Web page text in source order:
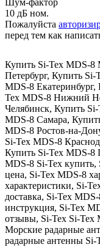
Шум-фактор
10 дБ ном.
Пожалуйста
перед тем как
Купить Si-Tex MDS-8
Петербург, Купить Si-
MDS-8 Екатеринбург,
Tex MDS-8 Нижний
Челябинск, Купить
MDS-8 Самара,
MDS-8 Ростов-на-
Si-Tex MDS-8
Купить Si-Tex MDS-8
MDS-8 Si-Tex купить,
цена, Si-Tex MDS-8
характеристики, Si-
доставка, Si-Tex
инструкция, Si-Tex
отзывы, Si-Tex Si-Tex
Морские радарные
радарные антенны Si-